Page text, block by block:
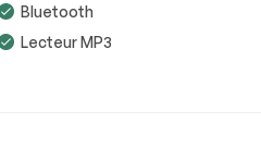
Conforme
Bluetooth
Lecteur MP3